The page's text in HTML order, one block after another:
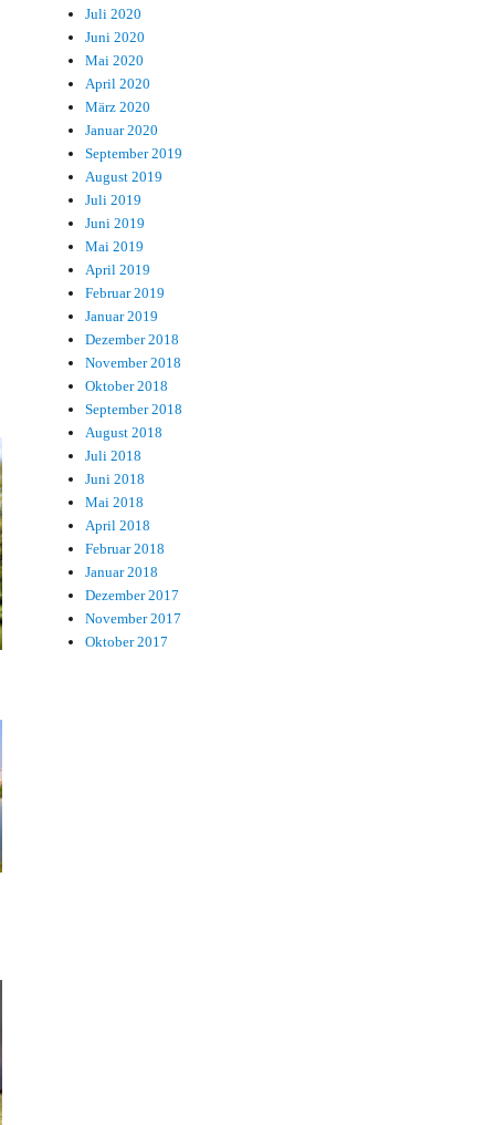
Juli 2020
Juni 2020
Mai 2020
April 2020
März 2020
Januar 2020
September 2019
August 2019
Juli 2019
Juni 2019
Mai 2019
April 2019
Februar 2019
Januar 2019
Dezember 2018
November 2018
Oktober 2018
September 2018
August 2018
Juli 2018
Juni 2018
Mai 2018
April 2018
Februar 2018
Januar 2018
Dezember 2017
November 2017
Oktober 2017